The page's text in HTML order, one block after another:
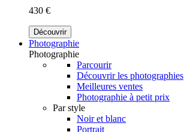
430 €
Découvrir
Photographie
Photographie
Parcourir
Découvrir les photographies
Meilleures ventes
Photographie à petit prix
Par style
Noir et blanc
Portrait